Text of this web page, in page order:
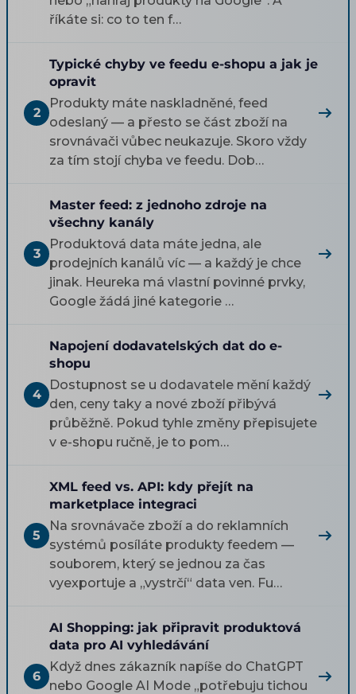
říkáte si: co to ten f…
2
Typické chyby ve feedu e-shopu a jak je
opravit
Produkty máte naskladněné, feed
odeslaný — a přesto se část zboží na
srovnávači vůbec neukazuje. Skoro vždy
za tím stojí chyba ve feedu. Dob…
3
Master feed: z jednoho zdroje na
všechny kanály
Produktová data máte jedna, ale
prodejních kanálů víc — a každý je chce
jinak. Heureka má vlastní povinné prvky,
Google žádá jiné kategorie …
4
Napojení dodavatelských dat do e-
shopu
Dostupnost se u dodavatele mění každý
den, ceny taky a nové zboží přibývá
průběžně. Pokud tyhle změny přepisujete
v e-shopu ručně, je to pom…
5
XML feed vs. API: kdy přejít na
marketplace integraci
Na srovnávače zboží a do reklamních
systémů posíláte produkty feedem —
souborem, který se jednou za čas
vyexportuje a „vystrčí“ data ven. Fu…
6
AI Shopping: jak připravit produktová
data pro AI vyhledávání
Když dnes zákazník napíše do ChatGPT
nebo Google AI Mode „potřebuju tichou